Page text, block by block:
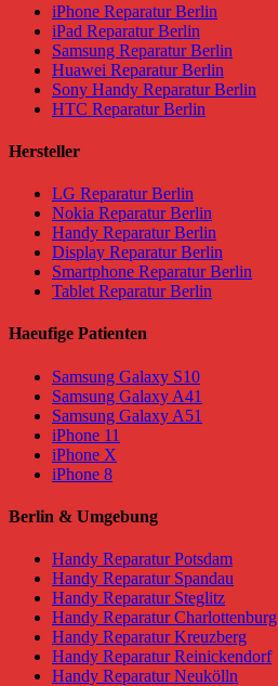
iPhone Reparatur Berlin
iPad Reparatur Berlin
Samsung Reparatur Berlin
Huawei Reparatur Berlin
Sony Handy Reparatur Berlin
HTC Reparatur Berlin
Hersteller
LG Reparatur Berlin
Nokia Reparatur Berlin
Handy Reparatur Berlin
Display Reparatur Berlin
Smartphone Reparatur Berlin
Tablet Reparatur Berlin
Haeufige Patienten
Samsung Galaxy S10
Samsung Galaxy A41
Samsung Galaxy A51
iPhone 11
iPhone X
iPhone 8
Berlin & Umgebung
Handy Reparatur Potsdam
Handy Reparatur Spandau
Handy Reparatur Steglitz
Handy Reparatur Charlottenburg
Handy Reparatur Kreuzberg
Handy Reparatur Reinickendorf
Handy Reparatur Neukölln